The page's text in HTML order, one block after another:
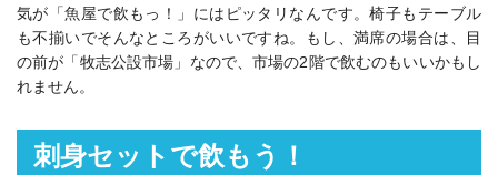
気が「魚屋で飲もっ！」にはピッタリなんです。椅子もテーブル
も不揃いでそんなところがいいですね。もし、満席の場合は、目
の前が「牧志公設市場」なので、市場の2階で飲むのもいいかもし
れません。
刺身セットで飲もう！